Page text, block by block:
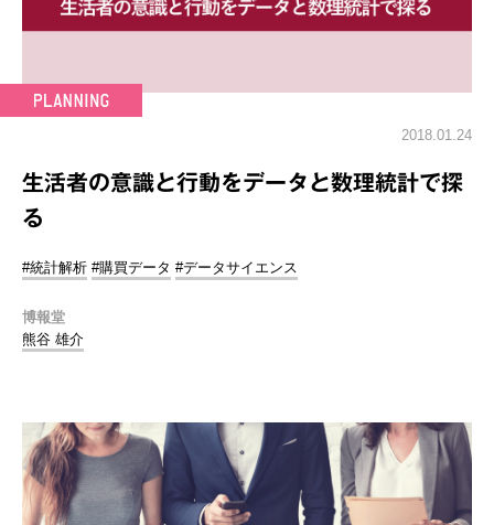
2018.01.24
生活者の意識と行動をデータと数理統計で探
る
#統計解析 #購買データ #データサイエンス
博報堂
熊谷 雄介